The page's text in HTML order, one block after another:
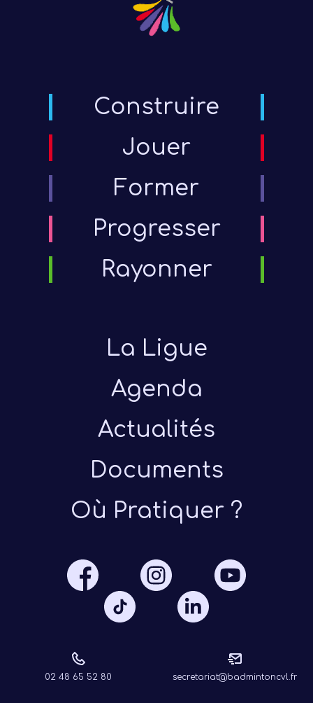
Construire
Jouer
Former
Progresser
Rayonner
La Ligue
Agenda
Actualités
Documents
Où Pratiquer ?
02 48 65 52 80 secretariat@badmintoncvl.fr